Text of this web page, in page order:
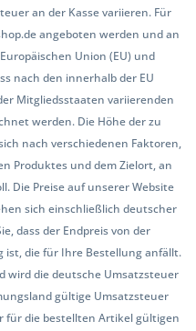
an der Kasse variieren. Für
angeboten werden und an
Union (EU) und
nach den innerhalb der EU
Mitgliedsstaaten variierenden
werden. Die Höhe der zu
nach verschiedenen Faktoren,
Produktes und dem Zielort, an
Die Preise auf unserer Website
sich einschließlich deutscher
dass der Endpreis von der
die für Ihre Bestellung anfällt.
wird die deutsche Umsatzsteuer
gültige Umsatzsteuer
für die bestellten Artikel gültigen